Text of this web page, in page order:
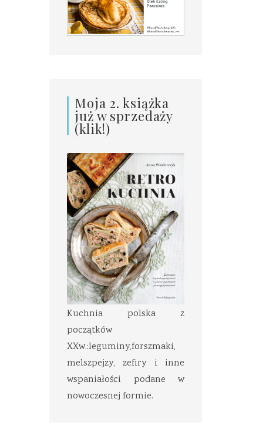
Moja 2. książka
już w sprzedaży
(klik!)
Kuchnia polska z
początków
XXw.:leguminy,forszmaki,
melszpejzy, zefiry i inne
wspaniałości podane w
nowoczesnej formie.